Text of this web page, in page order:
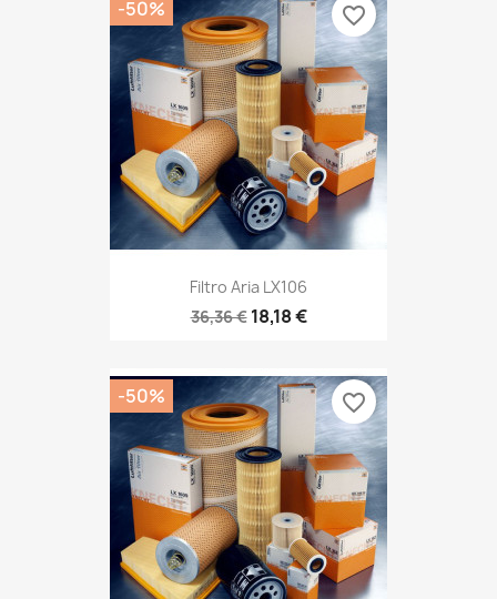
Filtro Aria LX106
36,36 € 18,18 €
-50% favorite_border
-50% favorite_border